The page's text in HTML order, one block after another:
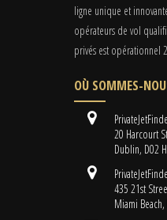
ligne unique et
opérateurs de vol
privés est opérationnel
OÙ SOMMES-
20 Harcourt
Dublin, D02
435 21st
Miami